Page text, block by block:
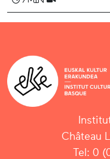
Château
Tel: 0